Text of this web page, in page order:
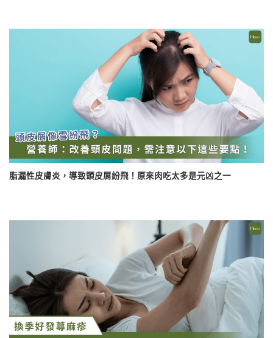
脂漏性皮膚炎，導致頭皮屑紛飛！原來肉吃太多是元凶之一